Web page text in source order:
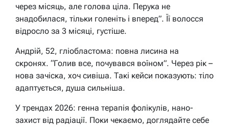
через місяць, але голова ціла. Перука не
знадобилася, тільки голеніть і вперед”. Її волосся
відросло за 3 місяці, густіше.
Андрій, 52, гліобластома: повна лисина на
скронях. “Голив все, почувався воїном”. Через рік –
нова зачіска, хоч сивіша. Такі кейси показують: тіло
адаптується, душа сильніша.
У трендах 2026: генна терапія фолікулів, нано-
захист від радіації. Поки чекаємо, доглядайте себе